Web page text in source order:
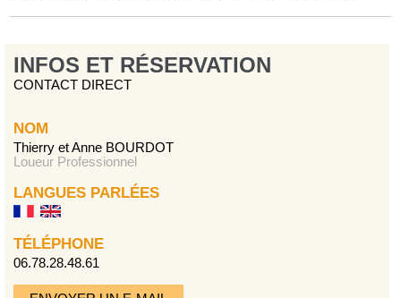
INFOS ET RÉSERVATION
CONTACT DIRECT
NOM
Thierry et Anne BOURDOT
Loueur Professionnel
LANGUES PARLÉES
TÉLÉPHONE
06.78.28.48.61